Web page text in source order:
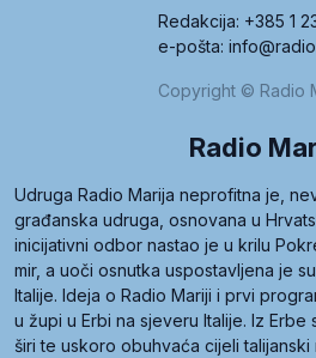
Redakcija: +385 1
e-pošta:
Copyright © Radio
Radio
Udruga Radio Marija neprofitna je,
građanska udruga, osnovana u
inicijativni odbor nastao je u krilu
mir, a uoči osnutka uspostavljena je
Italije. Ideja o Radio Mariji i prvi
u župi u Erbi na sjeveru Italije. Iz Erbe
širi te uskoro obuhvaća cijeli